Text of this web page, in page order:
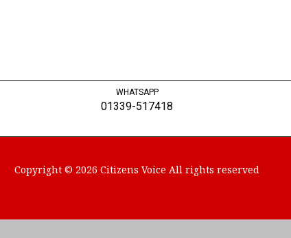
WHATSAPP
01339-517418
Copyright © 2026 Citizens Voice All rights reserved